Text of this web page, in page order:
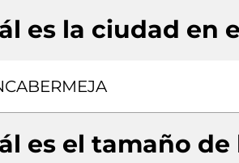
es la ciudad en
es el tamaño de